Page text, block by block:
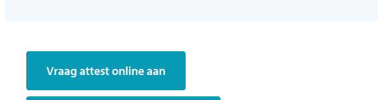
Vraag attest online aan